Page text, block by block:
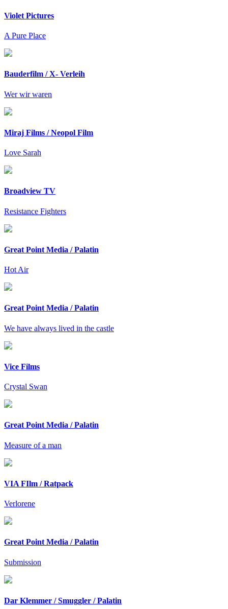
Violet Pictures
A Pure Place
Bauderfilm / X- Verleih
Wer wir waren
Miraj Films / Neopol Film
Love Sarah
Broadview TV
Resistance Fighters
Great Point Media / Palatin
Hot Air
Great Point Media / Palatin
We have always lived in the castle
Vice Films
Crystal Swan
Great Point Media / Palatin
Measure of a man
VIA FIlm / Ratpack
Verlorene
Great Point Media / Palatin
Submission
Dar Klemmer / Smuggler / Palatin